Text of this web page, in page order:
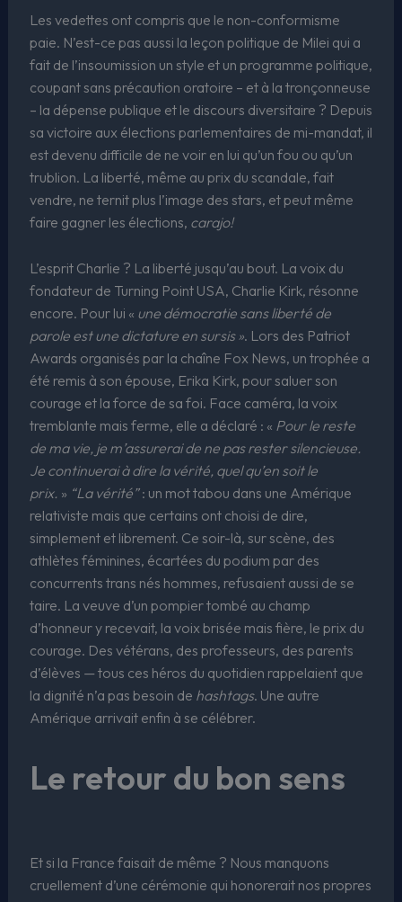
Les vedettes ont compris que le non-conformisme
paie. N’est-ce pas aussi la leçon politique de Milei qui a
fait de l’insoumission un style et un programme politique,
coupant sans précaution oratoire – et à la tronçonneuse
– la dépense publique et le discours diversitaire ? Depuis
sa victoire aux élections parlementaires de mi-mandat, il
est devenu difficile de ne voir en lui qu’un fou ou qu’un
trublion. La liberté, même au prix du scandale, fait
vendre, ne ternit plus l’image des stars, et peut même
faire gagner les élections, carajo!
L’esprit Charlie ? La liberté jusqu’au bout. La voix du
fondateur de Turning Point USA, Charlie Kirk, résonne
encore. Pour lui « une démocratie sans liberté de
parole est une dictature en sursis ». Lors des Patriot
Awards organisés par la chaîne Fox News, un trophée a
été remis à son épouse, Erika Kirk, pour saluer son
courage et la force de sa foi. Face caméra, la voix
tremblante mais ferme, elle a déclaré : « Pour le reste
de ma vie, je m’assurerai de ne pas rester silencieuse.
Je continuerai à dire la vérité, quel qu’en soit le
prix. » “La vérité”: un mot tabou dans une Amérique
relativiste mais que certains ont choisi de dire,
simplement et librement. Ce soir-là, sur scène, des
athlètes féminines, écartées du podium par des
concurrents trans nés hommes, refusaient aussi de se
taire. La veuve d’un pompier tombé au champ
d’honneur y recevait, la voix brisée mais fière, le prix du
courage. Des vétérans, des professeurs, des parents
d’élèves — tous ces héros du quotidien rappelaient que
la dignité n’a pas besoin de hashtags. Une autre
Amérique arrivait enfin à se célébrer.
Le retour du bon sens
Et si la France faisait de même ? Nous manquons
cruellement d’une cérémonie qui honorerait nos propres